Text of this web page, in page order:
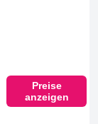
Preise
anzeigen